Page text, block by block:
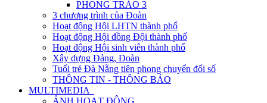
PHONG TRÀO 3
3 chương trình của Đoàn
Hoạt động Hội LHTN thành phố
Hoạt động Hội đồng Đội thành phố
Hoạt động Hội sinh viên thành phố
Xây dựng Đảng, Đoàn
Tuổi trẻ Đà Nẵng tiên phong chuyển đổi số
THÔNG TIN - THÔNG BÁO
MULTIMEDIA
ẢNH HOẠT ĐỘNG